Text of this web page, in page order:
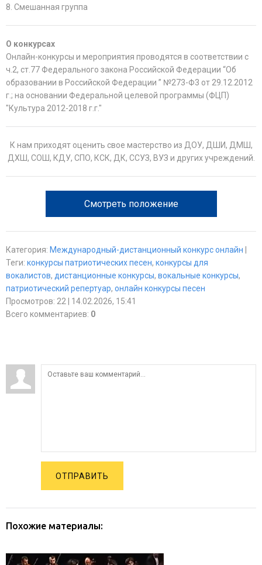
8. Смешанная группа
О конкурсах
Онлайн-конкурсы и мероприятия проводятся в соответствии с
ч.2, ст.77 Федерального закона Российской Федерации “Об
образовании в Российской Федерации ” №273-Ф3 от 29.12.2012
г.; на основании Федеральной целевой программы (ФЦП)
"Культура 2012-2018 г.г."
К нам приходят оценить свое мастерство из ДОУ, ДШИ, ДМШ,
ДХШ, СОШ, КДУ, СПО, КСК, ДК, ССУЗ, ВУЗ и других учреждений.
Смотреть положение
Категория: Международный-дистанционный конкурс онлайн
Теги: конкурсы патриотических песен, конкурсы для
вокалистов, дистанционные конкурсы, вокальные конкурсы,
патриотический репертуар, онлайн конкурсы песен
Просмотров: 22 | 14.02.2026, 15:41
Всего комментариев: 0
ОТПРАВИТЬ
Похожие материалы: